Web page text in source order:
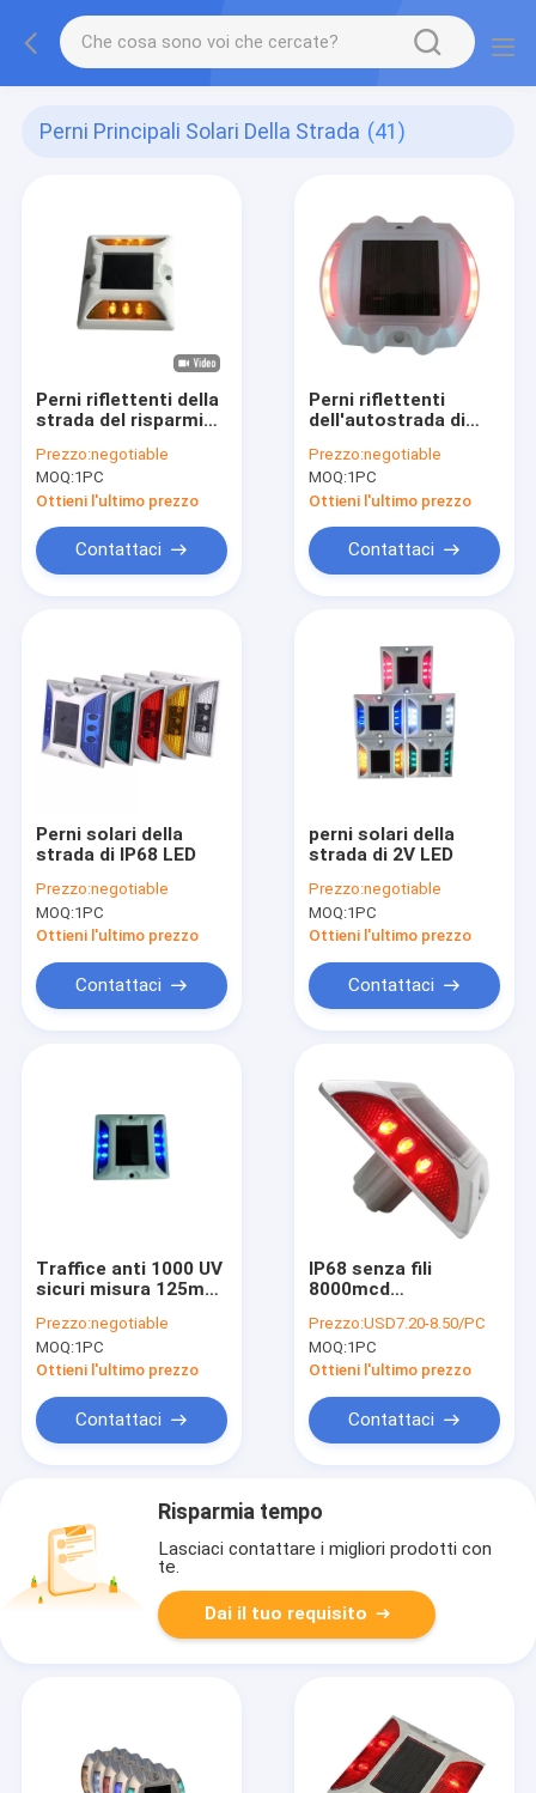
Perni Principali Solari Della Strada (41)
Perni riflettenti della
strada del risparmio
125mm per la strada
principale
Prezzo:negotiable
MOQ:1PC
Ottieni l'ultimo prezzo
Contattaci
Perni riflettenti
dell'autostrada di
Prezzo:negotiable
MOQ:1PC
Ottieni l'ultimo prezzo
Contattaci
Perni solari della
strada di IP68 LED
Prezzo:negotiable
MOQ:1PC
Ottieni l'ultimo prezzo
Contattaci
perni solari della
strada di 2V LED
Prezzo:negotiable
MOQ:1PC
Ottieni l'ultimo prezzo
Contattaci
Traffice anti 1000 UV
sicuri misura 125mm
che la strada solare
del LED fissa
riflettente
Prezzo:negotiable
MOQ:1PC
Ottieni l'ultimo prezzo
Contattaci
IP68 senza fili
8000mcd
Eye Reflector For
Safety
Prezzo:USD7.20-8.50/PC
MOQ:1PC
Ottieni l'ultimo prezzo
Contattaci
Risparmia tempo
Lasciaci contattare i migliori prodotti con
te.
Dai il tuo requisito